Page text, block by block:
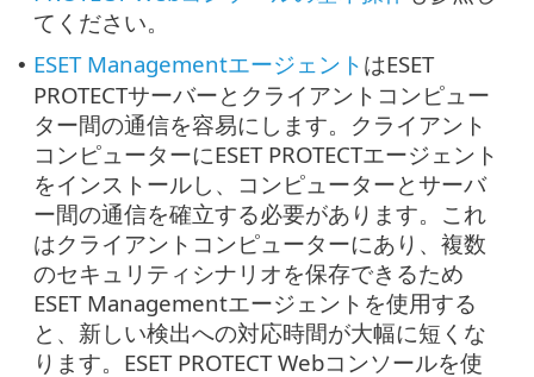
てください。
• ESET Managementエージェント はESET
PROTECTサーバーとクライアントコンピュー
ター間の通信を容易にします。クライアント
コンピューターにESET PROTECTエージェント
をインストールし、コンピューターとサーバ
ー間の通信を確立する必要があります。これ
はクライアントコンピューターにあり、複数
のセキュリティシナリオを保存できるため
ESET Managementエージェントを使用する
と、新しい検出への対応時間が大幅に短くな
ります。ESET PROTECT Webコンソールを使